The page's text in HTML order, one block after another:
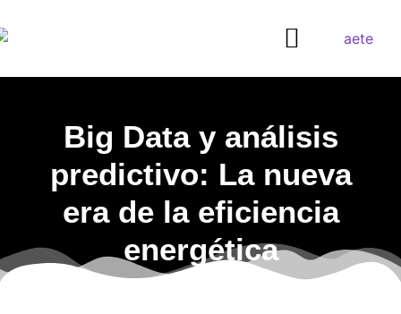
Big Data y análisis
predictivo: La nueva
era de la eficiencia
energética